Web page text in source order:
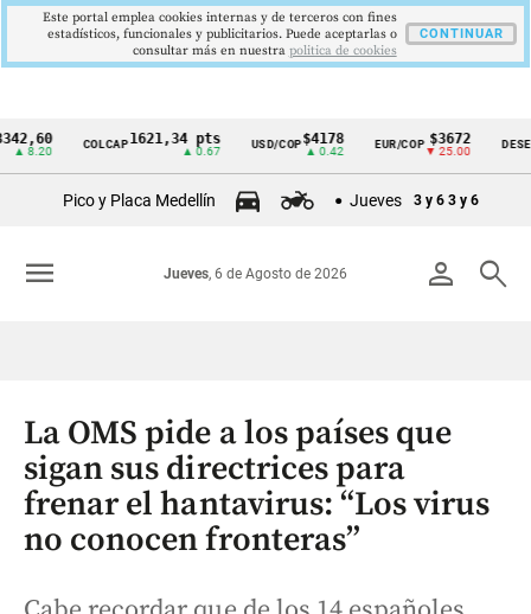
Cintillo
Colombia
COLCAP1621,34 pts USD/COP$4178
▲ 0.42
EUR/COP $3672
▼ 25.00
DESEMPLEO
Pico y Placa Medellín Jueves 3 y 6 3 y 6
person search
Jueves, 6 de Agosto de 2026
menu
La OMS pide a los países que
sigan sus directrices para
frenar el hantavirus: “Los virus
no conocen fronteras”
Este portal emplea cookies internas y de terceros con fines
estadísticos, funcionales y publicitarios. Puede aceptarlas o
consultar más en nuestra politica de cookies
CONTINUAR